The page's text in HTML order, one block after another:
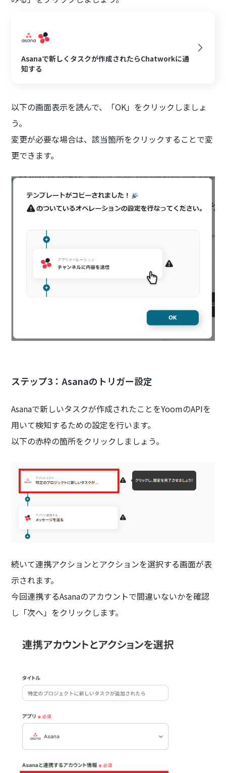
Asanaで新しくタスクが作成されたらChatworkに通
知する
以下の画面表示を読んで、「OK」をクリックしましょ
う。
変更が必要な場合は、該当箇所をクリックすることで変
更できます。
ステップ3：Asanaのトリガー設定
Asanaで新しいタスクが作成されたことをYoomのAPIを
用いて検知するための設定を行います。
以下の赤枠の箇所をクリックしましょう。
続いて連携アクションとアクションを選択する画面が表
示されます。
今回連携するAsanaのアカウントで間違いないかを確認
し「次へ」をクリックします。